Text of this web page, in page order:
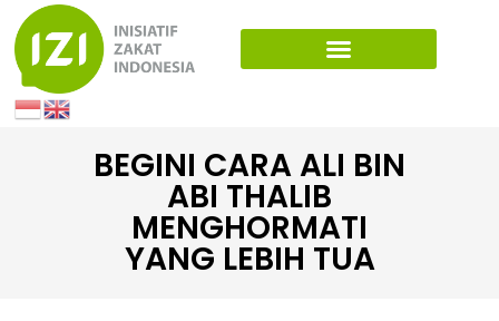
BEGINI CARA ALI BIN
ABI THALIB
MENGHORMATI
YANG LEBIH TUA